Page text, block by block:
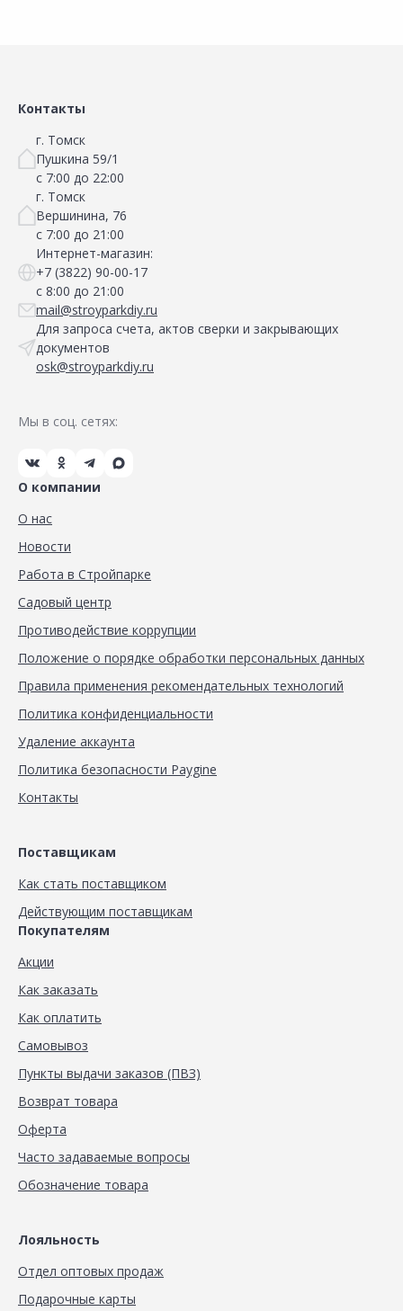
Контакты
г. Томск
Пушкина 59/1
с 7:00 до 22:00
г. Томск
Вершинина, 76
с 7:00 до 21:00
Интернет-магазин:
+7 (3822) 90-00-17
с 8:00 до 21:00
mail@stroyparkdiy.ru
Для запроса счета, актов сверки и закрывающих
документов
osk@stroyparkdiy.ru
Мы в соц. сетях:
О компании
О нас
Новости
Работа в Стройпарке
Садовый центр
Противодействие коррупции
Положение о порядке обработки персональных данных
Правила применения рекомендательных технологий
Политика конфиденциальности
Удаление аккаунта
Политика безопасности Paygine
Контакты
Поставщикам
Как стать поставщиком
Действующим поставщикам
Покупателям
Акции
Как заказать
Как оплатить
Самовывоз
Пункты выдачи заказов (ПВЗ)
Возврат товара
Оферта
Часто задаваемые вопросы
Обозначение товара
Лояльность
Отдел оптовых продаж
Подарочные карты